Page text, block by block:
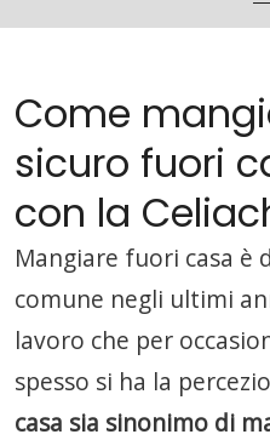
Come
sicuro fuori
con la
Mangiare fuori casa è
comune negli ultimi
lavoro che per
spesso si ha la
casa sia sinonimo di